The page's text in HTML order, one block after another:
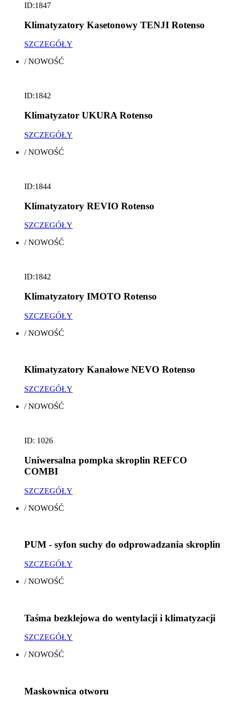
ID:1847
Klimatyzatory Kasetonowy TENJI Rotenso
SZCZEGÓŁY
/NOWOŚĆ
ID:1842
Klimatyzator UKURA Rotenso
SZCZEGÓŁY
/NOWOŚĆ
ID:1844
Klimatyzatory REVIO Rotenso
SZCZEGÓŁY
/NOWOŚĆ
ID:1842
Klimatyzatory IMOTO Rotenso
SZCZEGÓŁY
/NOWOŚĆ
Klimatyzatory Kanałowe NEVO Rotenso
SZCZEGÓŁY
/NOWOŚĆ
ID: 1026
Uniwersalna pompka skroplin REFCO
COMBI
SZCZEGÓŁY
/NOWOŚĆ
PUM - syfon suchy do odprowadzania skroplin
SZCZEGÓŁY
/NOWOŚĆ
Taśma bezklejowa do wentylacji i klimatyzacji
SZCZEGÓŁY
/NOWOŚĆ
Maskownica otworu